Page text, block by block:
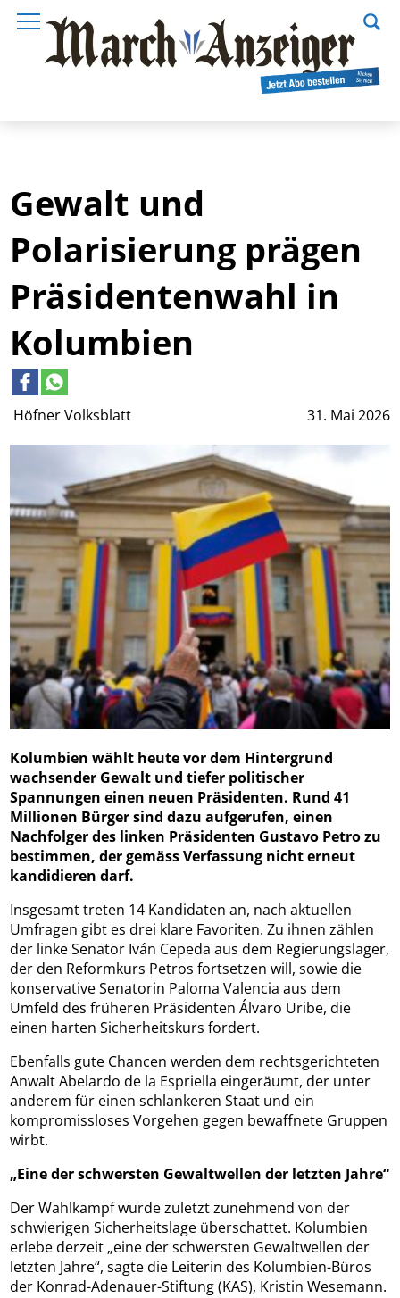
Höfner Volksblatt 31. Mai 2026
Gewalt und
Polarisierung prägen
Präsidentenwahl in
Kolumbien
Kolumbien wählt heute vor dem Hintergrund
wachsender Gewalt und tiefer politischer
Spannungen einen neuen Präsidenten. Rund 41
Millionen Bürger sind dazu aufgerufen, einen
Nachfolger des linken Präsidenten Gustavo Petro zu
bestimmen, der gemäss Verfassung nicht erneut
kandidieren darf.
Insgesamt treten 14 Kandidaten an, nach aktuellen
Umfragen gibt es drei klare Favoriten. Zu ihnen zählen
der linke Senator Iván Cepeda aus dem Regierungslager,
der den Reformkurs Petros fortsetzen will, sowie die
konservative Senatorin Paloma Valencia aus dem
Umfeld des früheren Präsidenten Álvaro Uribe, die
einen harten Sicherheitskurs fordert.
Ebenfalls gute Chancen werden dem rechtsgerichteten
Anwalt Abelardo de la Espriella eingeräumt, der unter
anderem für einen schlankeren Staat und ein
kompromissloses Vorgehen gegen bewaffnete Gruppen
wirbt.
„Eine der schwersten Gewaltwellen der letzten Jahre“
Der Wahlkampf wurde zuletzt zunehmend von der
schwierigen Sicherheitslage überschattet. Kolumbien
erlebe derzeit „eine der schwersten Gewaltwellen der
letzten Jahre“, sagte die Leiterin des Kolumbien-Büros
der Konrad-Adenauer-Stiftung (KAS), Kristin Wesemann.